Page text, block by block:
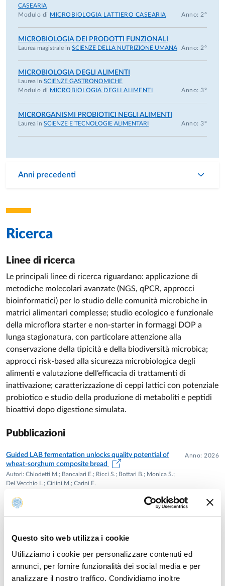
Questo sito web utilizza i cookie
Utilizziamo i cookie per personalizzare contenuti ed
annunci, per fornire funzionalità dei social media e per
analizzare il nostro traffico. Condividiamo inoltre
Ha ricoperto il ruolo di Responsabile Scientifico o
Progetti più recenti e di maggiore
rilevanza
PNRR – Contratto di Filiera ECOMICROBIO
microbica del Grana Padano DOP mediante creazione di una
Responsabilità scientifica di assegni di ricerca su materiali
INNODAIRYEDU – Innovative Dairy Science Education
Science
H2020 – MSCA Innovative Training Networks
Partecipazione a rete europea di formazione e ricerca su
innovazione nei sistemi di trasformazione alimentare.
Progetti finanziati da Consorzi DOP e industria alimentare
Parmigiano Reggiano
Grana Padano
Gorgonzola DOP
Progetti su clean label, peptidi bioattivi, shelf life,
packaging sostenibile
Co-proponente del progetto finanziato ICGEB sulla
fermentato tradizionale etiope.
Attività scientifica internazionale
ed editoriale
Guest Editor – Special Issue su microbiomi dei prodotti
lattiero-caseari
Referee per numerose riviste ISI nell’ambito della
microbiologia alimentare
CASEARIA
Modulo di MICROBIOLOGIA LATTIERO CASEARIA Anno: 2°
MICROBIOLOGIA DEI PRODOTTI FUNZIONALI
Laurea magistrale in SCIENZE DELLA NUTRIZIONE UMANA Anno: 2°
MICROBIOLOGIA DEGLI ALIMENTI
Laurea in SCIENZE GASTRONOMICHE
Modulo di MICROBIOLOGIA DEGLI ALIMENTI Anno: 3°
MICRORGANISMI PROBIOTICI NEGLI ALIMENTI
Laurea in SCIENZE E TECNOLOGIE ALIMENTARI Anno: 3°
Anni precedenti
Ricerca
Linee di ricerca
Le principali linee di ricerca riguardano: applicazione di
metodiche molecolari avanzate (NGS, qPCR, approcci
bioinformatici) per lo studio delle comunità microbiche in
matrici alimentari complesse; studio ecologico e funzionale
della microflora starter e non-starter in formaggi DOP a
lunga stagionatura, con particolare attenzione alla
conservazione della tipicità e della biodiversità microbica;
approcci risk-based alla sicurezza microbiologica degli
alimenti e valutazione dell’efficacia di trattamenti di
inattivazione; caratterizzazione di ceppi lattici con potenziale
probiotico e studio della produzione di metaboliti e peptidi
bioattivi dopo digestione simulata.
Pubblicazioni
Guided LAB fermentation unlocks quality potential of
wheat-sorghum composite bread
Autori: Chiodetti M.; Bancalari E.; Ricci S.; Bottari B.; Monica S.;
Del Vecchio L.; Cirlini M.; Carini E.
Anno: 2026
Advances in the Application of FISH in Food Microbiology Anno: 2026
Lactic Acid Fermentation of Chlorella vulgaris to Improve
the Aroma of New Microalgae-Based Foods: Impact of
Composition and Bacterial Growth on the Volatile Fraction
Anno: 2025